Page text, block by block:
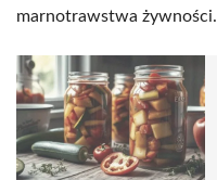
marnotrawstwa żywności.